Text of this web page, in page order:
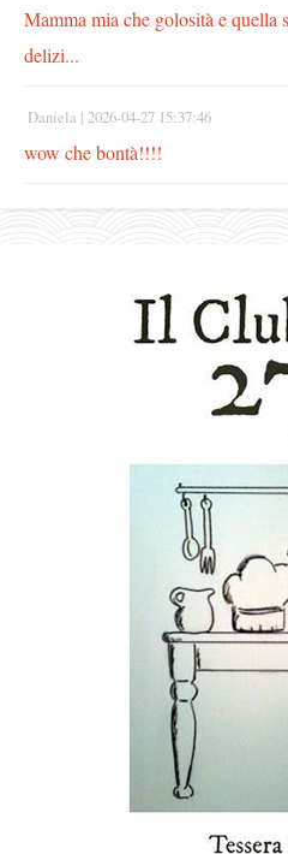
Mamma mia che golosità e quella
delizi...
Daniela | 2026-04-27 15:37:46
wow che bontà!!!!